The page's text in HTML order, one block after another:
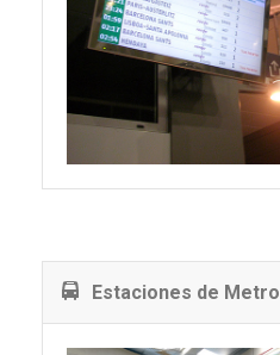
Estaciones de Metro